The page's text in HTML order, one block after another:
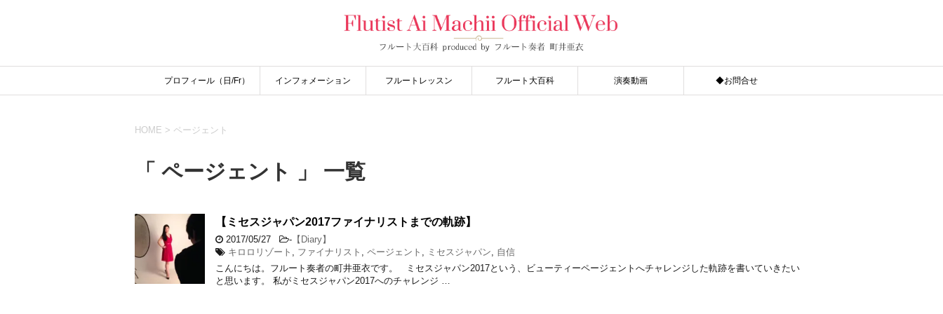
プロフィール（日/Fr） インフォメーション フルートレッスン フルート大百科 演奏動画 ◆お問合せ
HOME > ページェント
「 ページェント 」 一覧
【ミセスジャパン2017ファイナリストまでの軌跡】
2017/05/27 - 【Diary】
キロロリゾート , ファイナリスト , ページェント , ミセスジャパン, 自信
こんにちは。フルート奏者の町井亜衣です。 ミセスジャパン2017という、ビューティーページェントへチャレンジした軌跡を書いていきたい
と思います。 私がミセスジャパン2017へのチャレンジ …